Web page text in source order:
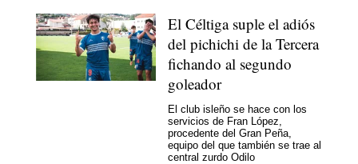
El Céltiga suple el adiós
del pichichi de la Tercera
fichando al segundo
goleador
El club isleño se hace con los
servicios de Fran López,
procedente del Gran Peña,
equipo del que también se trae al
central zurdo Odilo